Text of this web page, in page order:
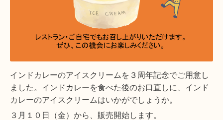
インドカレーのアイスクリームを３周年記念でご用意し
ました。インドカレーを食べた後のお口直しに、インド
カレーのアイスクリームはいかがでしょうか。
３月１０日（金）から、販売開始します。